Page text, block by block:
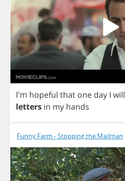
I'm hopeful that one day I will
letters in my hands
Funny Farm - Stopping the Mailman